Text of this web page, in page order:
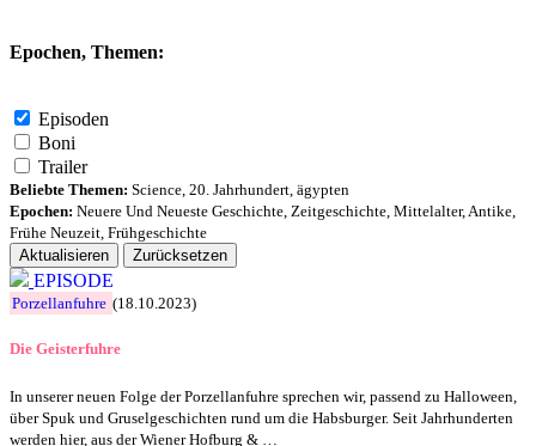
Epochen, Themen:
Episoden
Boni
Trailer
Beliebte Themen: Science 20. Jahrhundert ägypten
Epochen: Neuere Und Neueste Geschichte Zeitgeschichte Mittelalter, Antike
Frühe Neuzeit Frühgeschichte
Aktualisieren
Zurücksetzen
EPISODE
Porzellanfuhre (18.10.2023)
Die Geisterfuhre
In unserer neuen Folge der Porzellanfuhre sprechen wir, passend zu Halloween,
über Spuk und Gruselgeschichten rund um die Habsburger. Seit Jahrhunderten
werden hier, aus der Wiener Hofburg & …